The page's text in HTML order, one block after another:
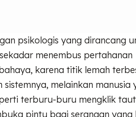
psikologis yang dirancang
menembus pertahanan
karena titik lemah
melainkan manusia
terburu-buru mengklik
pintu bagi serangan yang